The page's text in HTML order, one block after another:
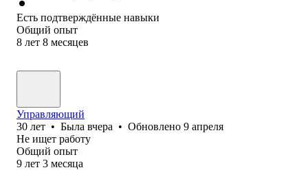
Есть подтверждённые навыки
Общий опыт
8 лет 8 месяцев
Управляющий
30 лет • Была вчера • Обновлено 9 апреля
Не ищет работу
Общий опыт
9 лет 3 месяца